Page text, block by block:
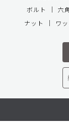
ボルト
六
ナット
ワ